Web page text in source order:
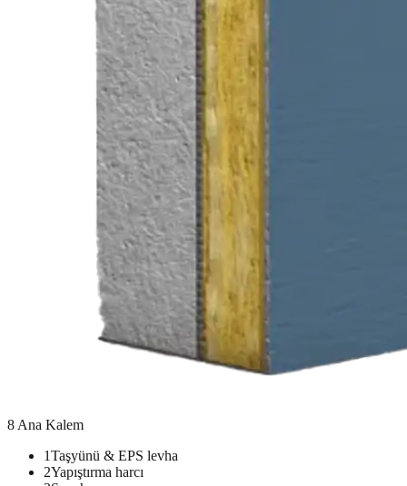
8 Ana Kalem
1Taşyünü & EPS levha
2Yapıştırma harcı